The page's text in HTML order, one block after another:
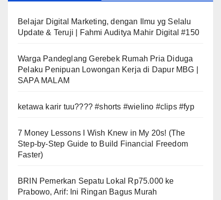
Belajar Digital Marketing, dengan Ilmu yg Selalu
Update & Teruji | Fahmi Auditya Mahir Digital #150
Warga Pandeglang Gerebek Rumah Pria Diduga
Pelaku Penipuan Lowongan Kerja di Dapur MBG |
SAPA MALAM
ketawa karir tuu???? #shorts #wielino #clips #fyp
7 Money Lessons I Wish Knew in My 20s! (The
Step-by-Step Guide to Build Financial Freedom
Faster)
BRIN Pemerkan Sepatu Lokal Rp75.000 ke
Prabowo, Arif: Ini Ringan Bagus Murah